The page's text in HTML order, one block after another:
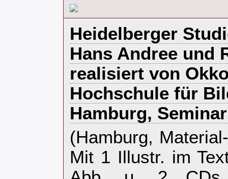
‎Heidelberger
Hans Andree und
realisiert von
Hochschule für
Hamburg,
‎(Hamburg,
Mit 1 Illustr. im